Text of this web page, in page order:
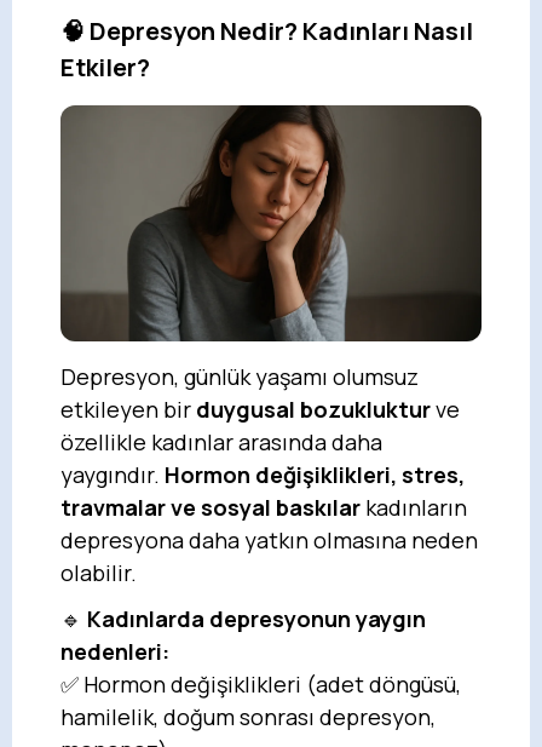
🧠 Depresyon Nedir? Kadınları Nasıl
Etkiler?
Depresyon, günlük yaşamı olumsuz
etkileyen bir duygusal bozuklukturve
özellikle kadınlar arasında daha
yaygındır. Hormon değişiklikleri, stres,
travmalar ve sosyal baskılar kadınların
depresyona daha yatkın olmasına neden
olabilir.
🔹 Kadınlarda depresyonun yaygın
nedenleri:
✅ Hormon değişiklikleri (adet döngüsü,
hamilelik, doğum sonrası depresyon,